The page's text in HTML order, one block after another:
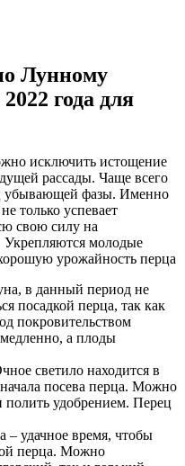
Лунному
года для
исключить истощение
рассады. Чаще всего
убывающей фазы. Именно
только успевает
свою силу на
молодые
урожайность перца
в данный период не
посадкой перца, так как
покровительством
а плоды
светило находится в
посева перца. Можно
полить удобрением. Перец
– удачное время, чтобы
перца. Можно